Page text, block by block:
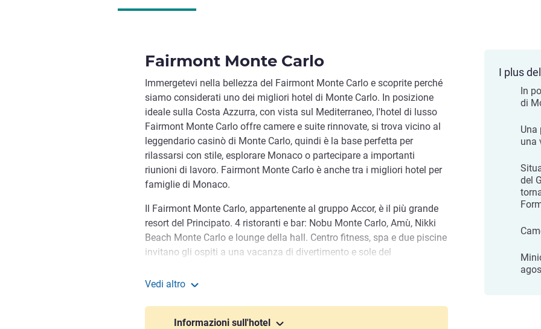
Fairmont Monte Carlo
Immergetevi nella bellezza del Fairmont Monte Carlo e scoprite perché
siamo considerati uno dei migliori hotel di Monte Carlo. In posizione
ideale sulla Costa Azzurra, con vista sul Mediterraneo, l'hotel di lusso
Fairmont Monte Carlo offre camere e suite rinnovate, si trova vicino al
leggendario casinò di Monte Carlo, quindi è la base perfetta per
rilassarsi con stile, esplorare Monaco o partecipare a importanti
riunioni di lavoro. Fairmont Monte Carlo è anche tra i migliori hotel per
famiglie di Monaco.
Il Fairmont Monte Carlo, appartenente al gruppo Accor, è il più grande
resort del Principato. 4 ristoranti e bar: Nobu Monte Carlo, Amù, Nikki
Beach Monte Carlo e lounge della hall. Centro fitness, spa e due piscine
invitano gli ospiti a una vacanza di divertimento e sole del
La piscina riscaldata sul tetto, un'ampia spa con trattamenti
personalizzati e un centro fitness vi aspettano in questo esclusivo hotel
di lusso a Monte Carlo.
Vedi altro
Informazioni sull'hotel
I plus
In
di
Una
una
del